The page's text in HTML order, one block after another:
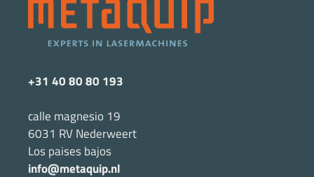
+31 40 80 80 193
calle magnesio 19
6031 RV Nederweert
Los paises bajos
info@metaquip.nl